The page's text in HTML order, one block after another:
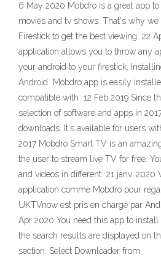
6 May 2020 Mobdro is a great app
movies and tv shows. That's why
Firestick to get the best viewing 22
application allows you to throw any
your android to your firestick.
Android Mobdro app is easily
compatible with 12 Feb 2019 Since
selection of software and apps in
downloads. It's available for users
2017 Mobdro Smart TV is an
the user to stream live TV for free.
and videos in different 21 janv. 2020
application comme Mobdro pour
UKTVnow est pris en charge par
Apr 2020 You need this app to install
the search results are displayed on
section. Select Downloader from